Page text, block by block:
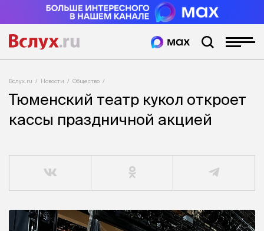
Вслух.ru Новости Общество
Тюменский театр кукол откроет
кассы праздничной акцией